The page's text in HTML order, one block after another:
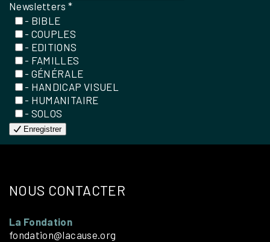
Newsletters*
- BIBLE
- COUPLES
- EDITIONS
- FAMILLES
- GÉNÉRALE
- HANDICAP VISUEL
- HUMANITAIRE
- SOLOS
Enregistrer
NOUS CONTACTER
La Fondation
fondation@lacause.org